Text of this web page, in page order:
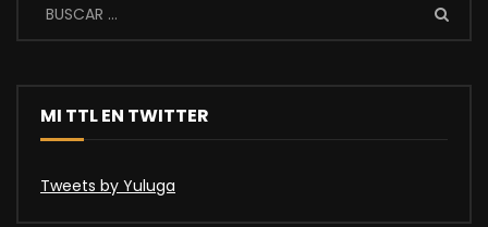
MI TTL EN TWITTER
Tweets by Yuluga